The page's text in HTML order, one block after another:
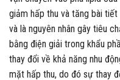
giảm hấp thu và tăng bài
và là nguyên nhân gây tiêu
bằng điện giải trong khẩu
thay đổi về khả năng nhu
mặt hấp thu, do đó sự thay